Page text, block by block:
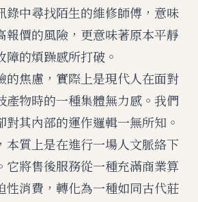
錄中尋找陌生的維修師傅，意味
報價的風險，更意味著原本平靜
的煩躁感所打破。
的焦慮，實際上是現代人在面對
產物時的一種集體無力感。我們
對其內部的運作邏輯一無所知。
本質上是在進行一場人文脈絡下
它將售後服務從一種充滿商業算
性消費，轉化為一種如同古代莊